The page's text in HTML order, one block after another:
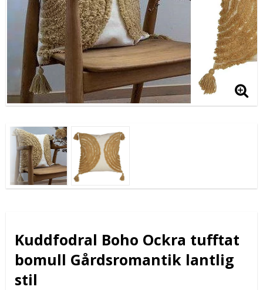
Kuddfodral Boho Ockra tufftat
bomull Gårdsromantik lantlig
stil